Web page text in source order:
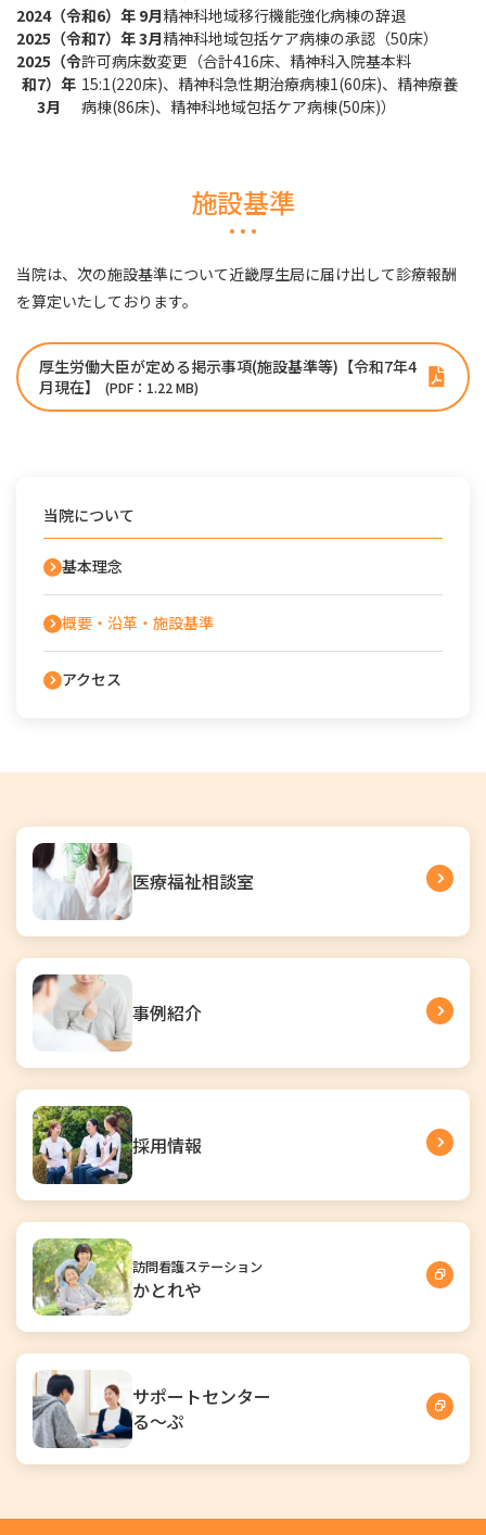
2024（令和6）年 9月精神科地域移行機能強化病棟の辞退
2025（令和7）年 3月精神科地域包括ケア病棟の承認（50床）
2025（令
和7）年
3月
許可病床数変更（合計416床、精神科入院基本料
15:1(220床)、精神科急性期治療病棟1(60床)、精神療養
病棟(86床)、精神科地域包括ケア病棟(50床)）
施設基準
当院は、次の施設基準について近畿厚生局に届け出して診療報酬
を算定いたしております。
厚生労働大臣が定める掲示事項(施設基準等)【令和7年4
月現在】
(PDF：1.22 MB)
当院について
基本理念
概要・沿革・施設基準
アクセス
医療福祉相談室
事例紹介
採用情報
訪問看護ステーション
かとれや
サポートセンター
る～ぷ